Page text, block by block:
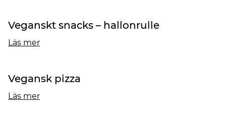
Veganskt snacks – hallonrulle
Läs mer
Vegansk pizza
Läs mer